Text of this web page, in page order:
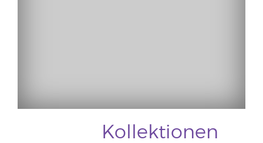
Kollektionen